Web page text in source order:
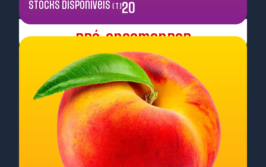
Stocks disponíveis ( T ) 20
Pré-encomendar